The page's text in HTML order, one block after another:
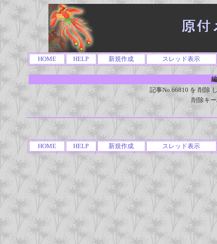
HOME HELP 新規作成 スレッド表示
記事No.66810 を 削除
削除キ
HOME HELP 新規作成 スレッド表示